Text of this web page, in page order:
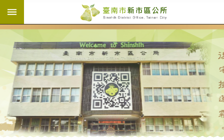
跳到主要內容區塊